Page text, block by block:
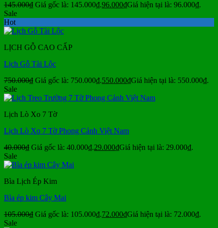
145.000₫ Giá gốc là: 145.000₫.96.000₫Giá hiện tại là: 96.000₫.
Sale
Hot
LỊCH GỖ CAO CẤP
Lịch Gỗ Tài Lộc
750.000₫ Giá gốc là: 750.000₫.550.000₫Giá hiện tại là: 550.000₫.
Sale
Lịch Lò Xo 7 Tờ
Lịch Lò Xo 7 Tờ Phong Cảnh Việt Nam
40.000₫ Giá gốc là: 40.000₫.29.000₫Giá hiện tại là: 29.000₫.
Sale
Bìa Lịch Ép Kim
Bìa ép kim Cây Mai
105.000₫ Giá gốc là: 105.000₫.72.000₫Giá hiện tại là: 72.000₫.
Sale